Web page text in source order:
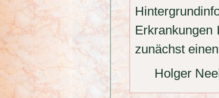
Erkrankungen
zunächst
Holger